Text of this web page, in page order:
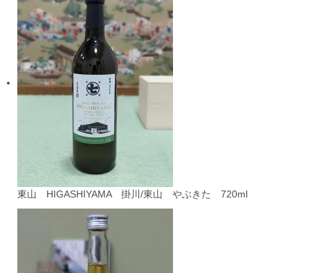
東山 HIGASHIYAMA 掛川/東山 やぶきた 720ml